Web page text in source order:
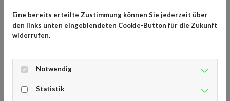
ratsam, bei dauerhaftem Schnarchen Herz und Kreislauf
überprüfen zu lassen und Maßnahmen zu ergreifen, um
den Schlaf wieder erholsamer zu machen.
Verengte Atemwege, Asthma
oder Übergewicht als Ursache
Eine bereits erteilte Zustimmung können Sie jederzeit über
den links unten eingeblendeten Cookie-Button für die Zukunft
widerrufen.
Notwendig
Statistik